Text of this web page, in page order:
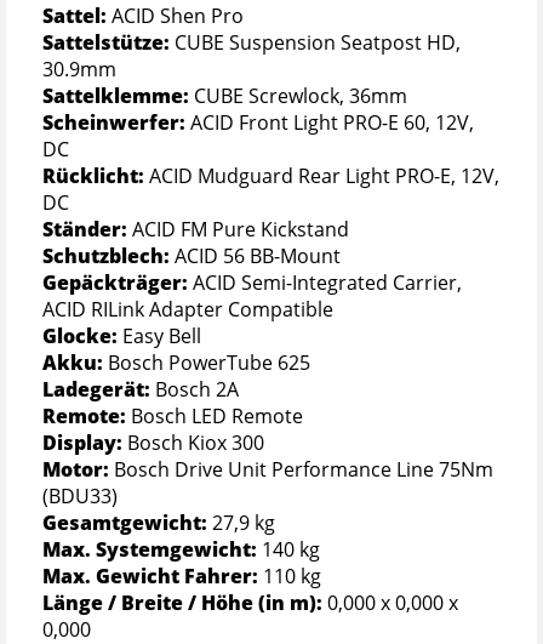
Sattel: ACID Shen Pro
Sattelstütze: CUBE Suspension Seatpost HD,
30.9mm
Sattelklemme: CUBE Screwlock, 36mm
Scheinwerfer: ACID Front Light PRO-E 60, 12V,
DC
Rücklicht: ACID Mudguard Rear Light PRO-E, 12V,
DC
Ständer: ACID FM Pure Kickstand
Schutzblech: ACID 56 BB-Mount
Gepäckträger: ACID Semi-Integrated Carrier,
ACID RILink Adapter Compatible
Glocke: Easy Bell
Akku: Bosch PowerTube 625
Ladegerät: Bosch 2A
Remote: Bosch LED Remote
Display: Bosch Kiox 300
Motor: Bosch Drive Unit Performance Line 75Nm
(BDU33)
Gesamtgewicht: 27,9 kg
Max. Systemgewicht: 140 kg
Max. Gewicht Fahrer: 110 kg
Länge / Breite / Höhe (in m): 0,000 x 0,000 x
0,000